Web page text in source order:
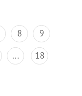
8
9
... 18